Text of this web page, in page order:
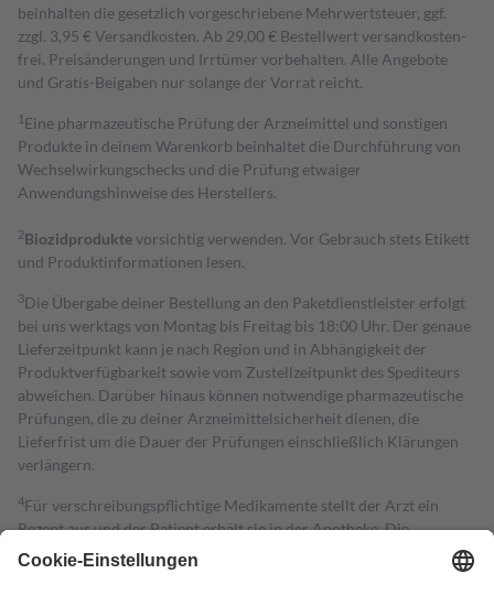
beinhalten die gesetzlich vorgeschriebene Mehrwertsteuer, ggf.
zzgl. 3,95 € Versandkosten. Ab 29,00 € Bestell­wert versand­kosten­
frei. Preisänderungen und Irrtümer vorbehalten. Alle Angebote
und Gratis-Beigaben nur solange der Vorrat reicht.
1 Eine pharmazeutische Prüfung der Arzneimittel und sonstigen
Produkte in deinem Warenkorb beinhaltet die Durchführung von
Wechselwirkungschecks und die Prüfung etwaiger
Anwendungshinweise des Herstellers.
2Biozidproduktevorsichtig verwenden. Vor Gebrauch stets Etikett
und Produktinformationen lesen.
3Die Übergabe deiner Bestellung an den Paketdienstleister erfolgt
bei uns werktags von Montag bis Freitag bis 18:00 Uhr. Der genaue
Lieferzeitpunkt kann je nach Region und in Abhängigkeit der
Produktverfügbarkeit sowie vom Zustellzeitpunkt des Spediteurs
abweichen. Darüber hinaus können notwendige pharmazeutische
Prüfungen, die zu deiner Arzneimittelsicherheit dienen, die
Lieferfrist um die Dauer der Prüfungen einschließlich Klärungen
verlängern.
4Für verschreibungspflichtige Medikamente stellt der Arzt ein
Rezept aus und der Patient erhält sie in der Apotheke. Die
gesetzliche Krankenversicherung übernimmt in der Regel die
Kosten dafür, der Versicherte trägt einen Teil davon als Zuzahlung